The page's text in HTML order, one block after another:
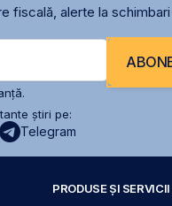
fiscală, alerte la
știri pe:
Telegram
PRODUSE ȘI